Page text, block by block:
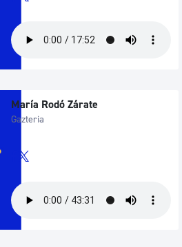
María Rodó Zárate
Gazteria